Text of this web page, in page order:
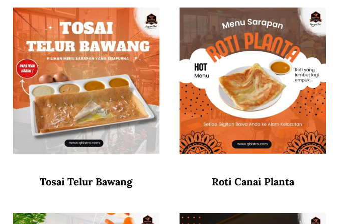
Tosai Telur Bawang Roti Canai Planta